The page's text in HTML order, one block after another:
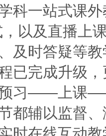
科一站式课
以及直播上
及时答疑等
已完成升级
预习——上
都辅以监督